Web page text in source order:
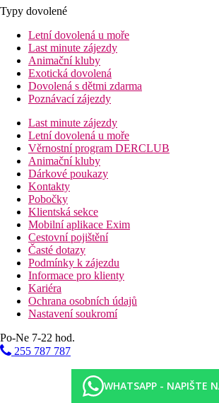
Typy dovolené
Letní dovolená u moře
Last minute zájezdy
Animační kluby
Exotická dovolená
Dovolená s dětmi zdarma
Poznávací zájezdy
Last minute zájezdy
Letní dovolená u moře
Věrnostní program DERCLUB
Animační kluby
Dárkové poukazy
Kontakty
Pobočky
Klientská sekce
Mobilní aplikace Exim
Cestovní pojištění
Časté dotazy
Podmínky k zájezdu
Informace pro klienty
Kariéra
Ochrana osobních údajů
Nastavení soukromí
Po-Ne 7-22 hod.
255 787 787
WHATSAPP - NAPIŠTE